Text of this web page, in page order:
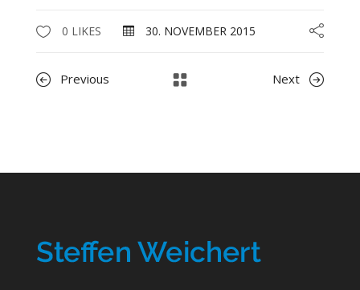
0 LIKES 30. NOVEMBER 2015
Previous Next